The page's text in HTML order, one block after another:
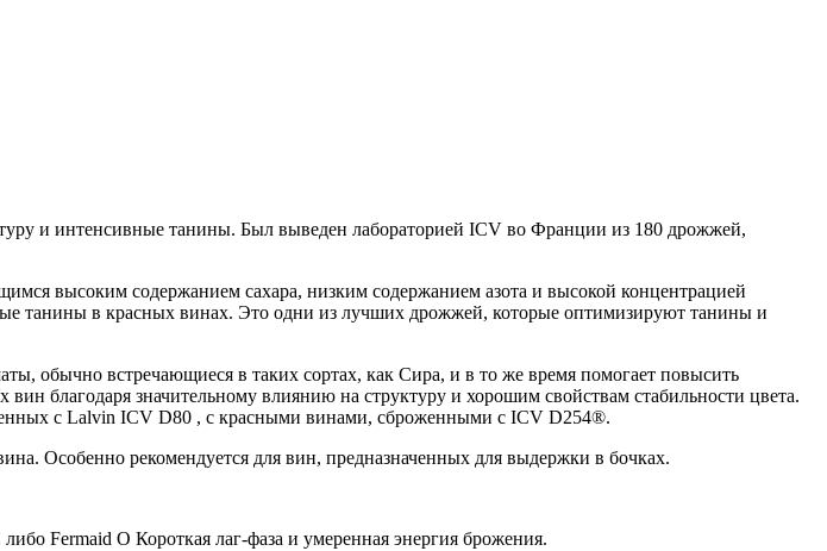
и интенсивные танины. Был выведен лабораторией ICV во Франции из 180 дрожжей,
высоким содержанием сахара, низким содержанием азота и высокой концентрацией
танины в красных винах. Это одни из лучших дрожжей, которые оптимизируют танины и
обычно встречающиеся в таких сортах, как Сира, и в то же время помогает повысить
благодаря значительному влиянию на структуру и хорошим свойствам стабильности цвета.
с Lalvin ICV D80 , с красными винами, сброженными с ICV D254®.
Особенно рекомендуется для вин, предназначенных для выдержки в бочках.
Fermaid O Короткая лаг-фаза и умеренная энергия брожения.